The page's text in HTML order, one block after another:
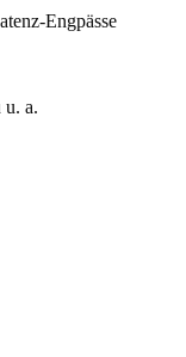
Engpässe
a.